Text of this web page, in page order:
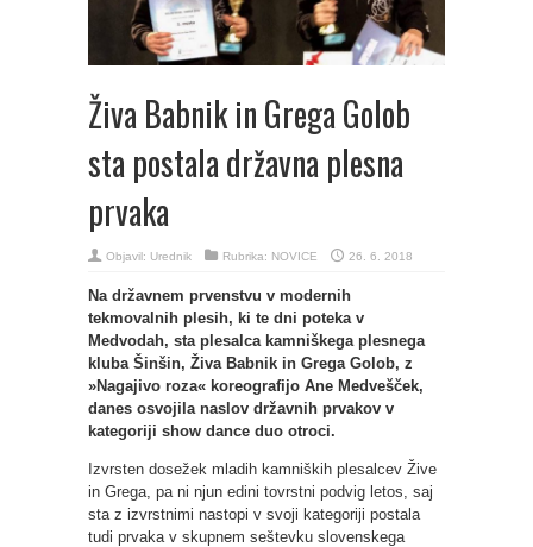
Živa Babnik in Grega Golob
sta postala državna plesna
prvaka
Objavil: Urednik Rubrika: NOVICE 26. 6. 2018
Na državnem prvenstvu v modernih
tekmovalnih plesih, ki te dni poteka v
Medvodah, sta plesalca kamniškega plesnega
kluba Šinšin, Živa Babnik in Grega Golob, z
»Nagajivo roza« koreografijo Ane Medvešček,
danes osvojila naslov državnih prvakov v
kategoriji show dance duo otroci.
Izvrsten dosežek mladih kamniških plesalcev Žive
in Grega, pa ni njun edini tovrstni podvig letos, saj
sta z izvrstnimi nastopi v svoji kategoriji postala
tudi prvaka v skupnem seštevku slovenskega